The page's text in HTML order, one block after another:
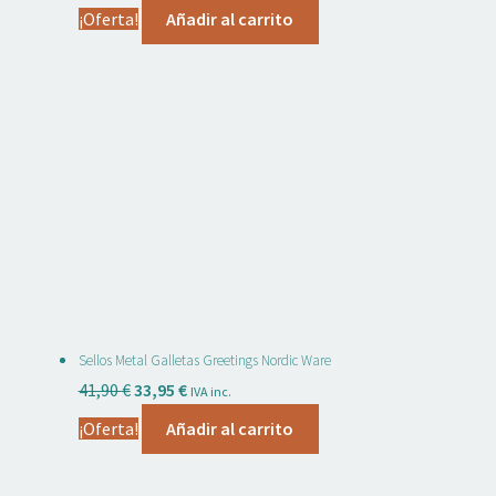
precio
original
¡Oferta! Añadir al carrito
Sellos Metal Galletas Greetings Nordic Ware
41,90€ El
precio
original
33,95 €ElIVA inc.
¡Oferta! Añadir al carrito